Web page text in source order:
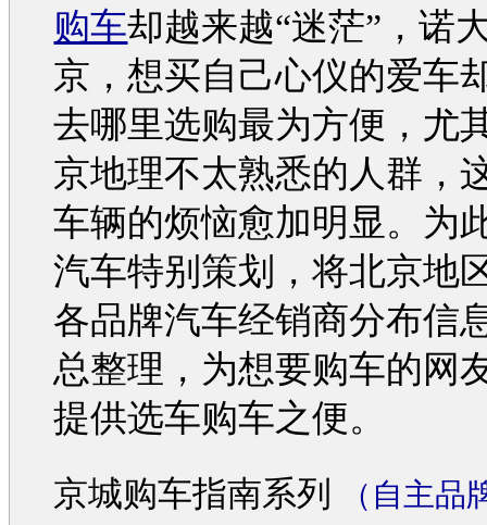
购车却越来越“迷茫”，诺
京，想买自己心仪的爱车
去哪里选购最为方便，尤
京地理不太熟悉的人群，
车辆的烦恼愈加明显。为
汽车特别策划，将北京地
各品牌汽车经销商分布信
总整理，为想要购车的网
提供选车购车之便。
京城购车指南系列
（自主品